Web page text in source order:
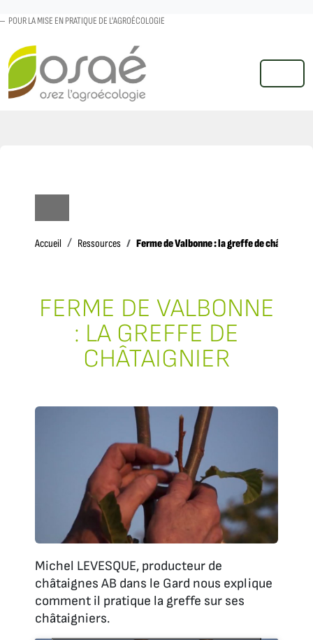
POUR LA MISE EN PRATIQUE DE L'AGROÉCOLOGIE
MENU
Accueil AccueilRessources Ferme de Valbonne : la greffe de châtaignier
FERME DE VALBONNE
: LA GREFFE DE
CHÂTAIGNIER
Michel LEVESQUE, producteur de
châtaignes AB dans le Gard nous explique
comment il pratique la greffe sur ses
châtaigniers.